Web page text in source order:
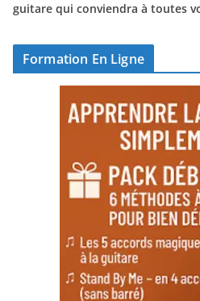
guitare qui conviendra à toutes
Formation En Ligne